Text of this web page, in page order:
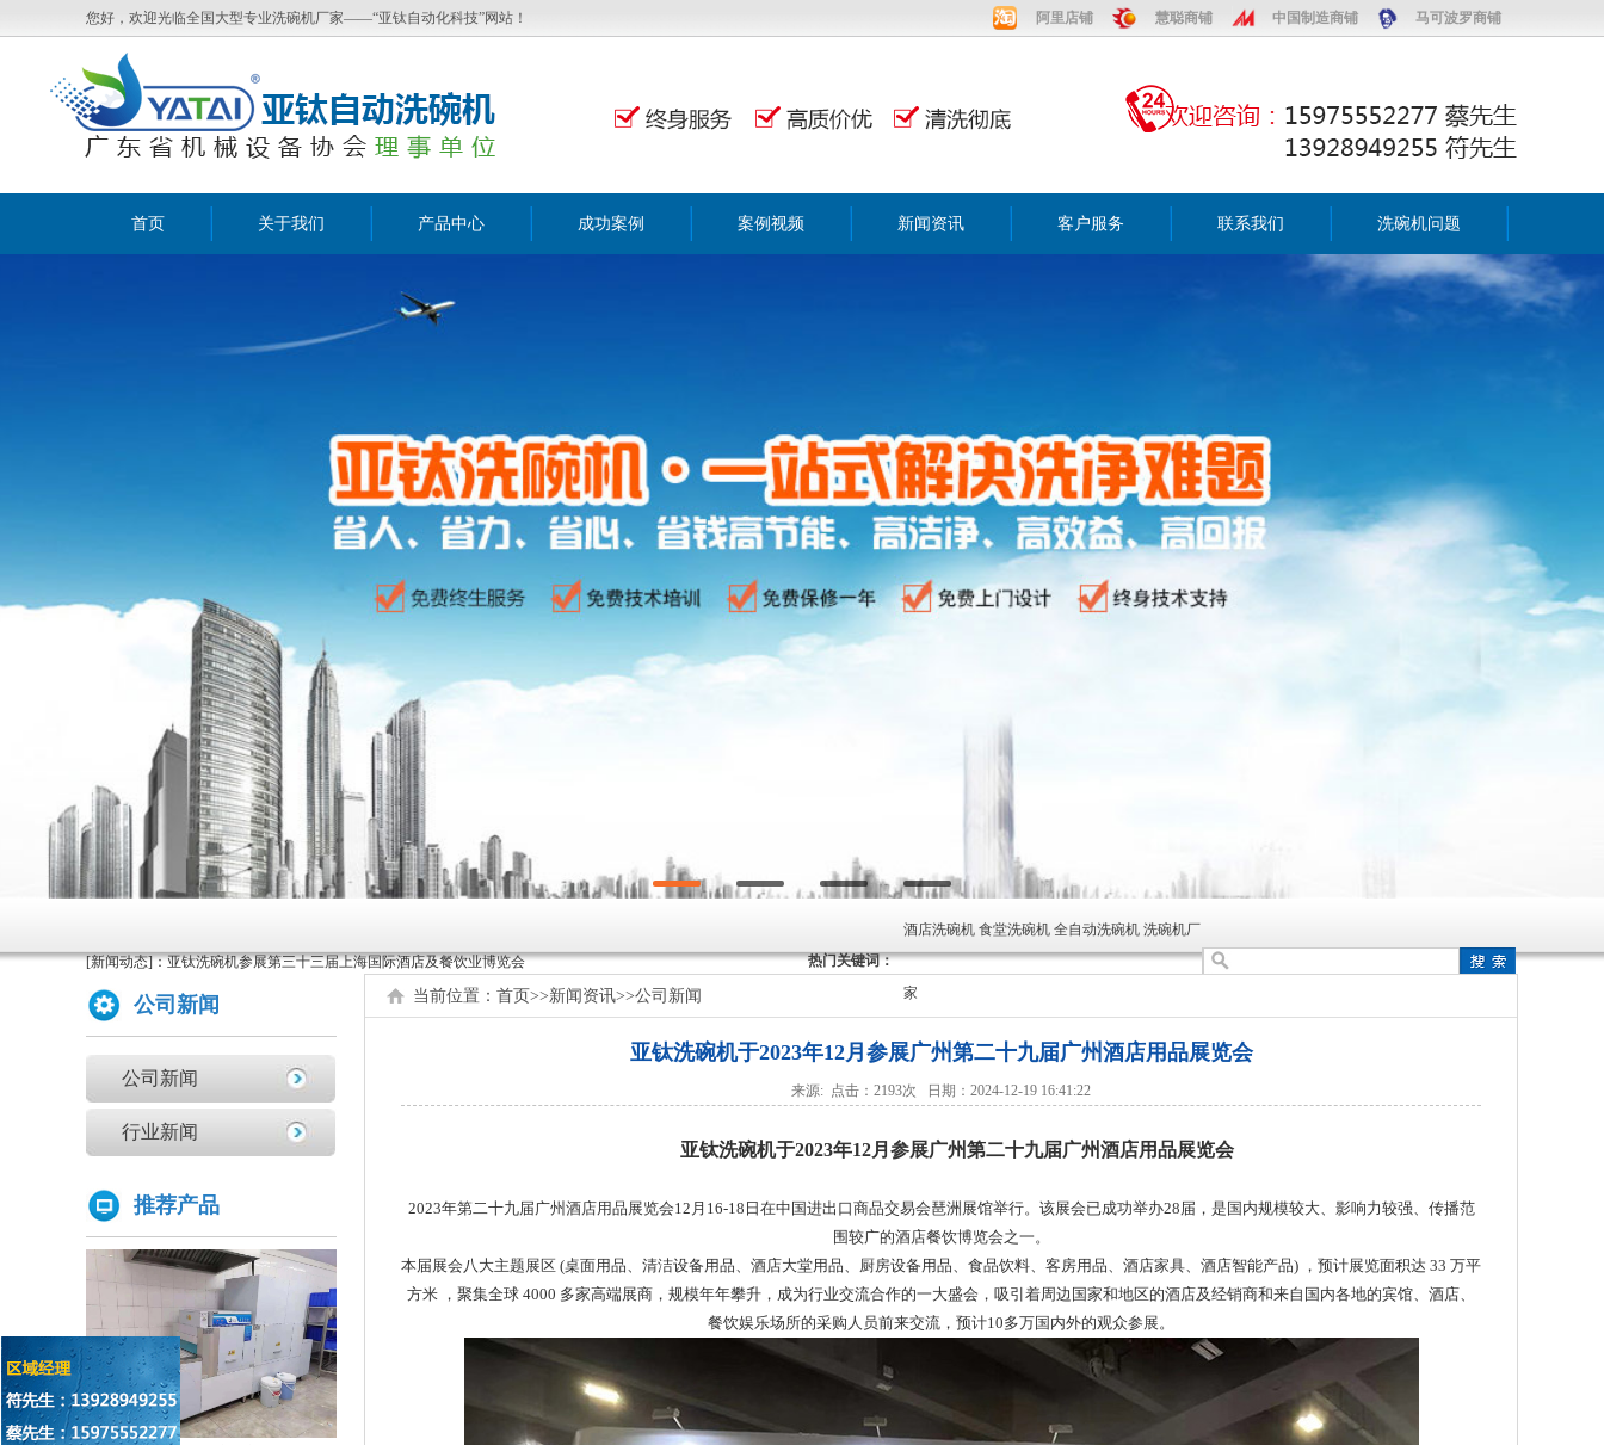
您好，欢迎光临全国大型专业洗碗机厂家——“亚钛自动化科技”网站！ 阿里店铺 慧聪商铺 中国制造商铺 马可波罗商铺
首页 关于我们 产品中心 成功案例 案例视频 新闻资讯 客户服务 联系我们 洗碗机问题
[新闻动态]：
原来洗碗机还能洗菜洗龙虾！
如何正确的使用商用洗碗机确保清洗效果？
为什么不能贪便宜买低价的洗碗机
高效稳定且具潜力的创业选择：洗碗机
全自动洗碗机：清洗新革命，降本增效
亚钛洗碗机参展第三十三届上海国际酒店及餐饮业博览会
学校食堂采购洗碗机的必要性分析
为什么要选择国产品牌的洗碗机?
你们学校还没有用上学校食堂洗碗机吗？
如何正确的使用商用洗碗机确保清洗效果？
为什么不能贪便宜买低价的洗碗机
亚钛洗碗机参展第三十三届上海国际酒店及餐饮业博览会
高效稳定且具潜力的创业选择：洗碗机
全自动洗碗机：清洗新革命，降本增效
商用洗碗机开机关机操作流程及不合适洗那些餐具
热门关键词：
酒店洗碗机 食堂洗碗机 全自动洗碗机 洗碗机厂
家
公司新闻
公司新闻
行业新闻
推荐产品
双缸两道漂洗通道式洗碗机GYT-2500C
单缸两道漂洗单烘干通道式洗碗机GYT-
双缸两道漂洗单烘干斜插式洗碗机GYT-
4950BH
当前位置： 首页>>新闻资讯>>公司新闻
亚钛洗碗机于2023年12月参展广州第二十九届广州酒店用品展览会
来源: 点击：2193次 日期：2024-12-19 16:41:22
亚钛洗碗机于2023年12月参展广州第二十九届广州酒店用品展览会
2023年第二十九届广州酒店用品展览会12月16-18日在中国进出口商品交易会琶洲展馆举行。该展会已成功举办28届，是国内规模较大、影响力较强、传播范
围较广的酒店餐饮博览会之一。
本届展会八大主题展区 (桌面用品、清洁设备用品、酒店大堂用品、厨房设备用品、食品饮料、客房用品、酒店家具、酒店智能产品) ，预计展览面积达 33 万平
方米 ，聚集全球 4000 多家高端展商，规模年年攀升，成为行业交流合作的一大盛会，吸引着周边国家和地区的酒店及经销商和来自国内各地的宾馆、酒店、
餐饮娱乐场所的采购人员前来交流，预计10多万国内外的观众参展。